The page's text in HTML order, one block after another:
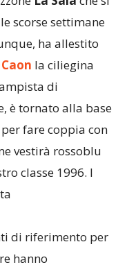
scorse settimane
ha allestito
Caon la ciliegina
di
tornato alla base
fare coppia con
vestirà rossoblu
classe 1996. I
di riferimento per
hanno